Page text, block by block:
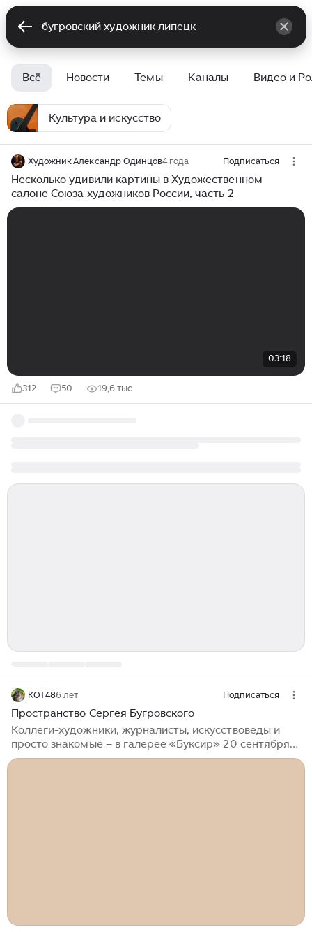
Всё Новости Темы Каналы Видео и
Культура и искусство
Художник Александр Одинцов4 года Подписаться
Несколько удивили картины в Художественном
салоне Союза художников России, часть 2
03:18
312 50 19,6 тыс
КОТ486 лет Подписаться
Пространство Сергея Бугровского
Коллеги-художники, журналисты, искусствоведы и
просто знакомые – в галерее «Буксир» 20 сентября
не было случайных и посторонних. В день, когда